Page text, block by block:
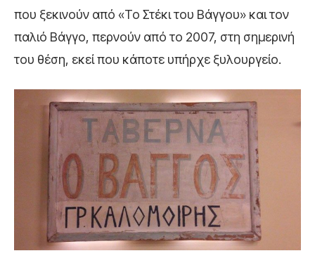
που ξεκινούν από «Το Στέκι του Βάγγου» και τον
παλιό Βάγγο, περνούν από το 2007, στη σημερινή
του θέση, εκεί που κάποτε υπήρχε ξυλουργείο.